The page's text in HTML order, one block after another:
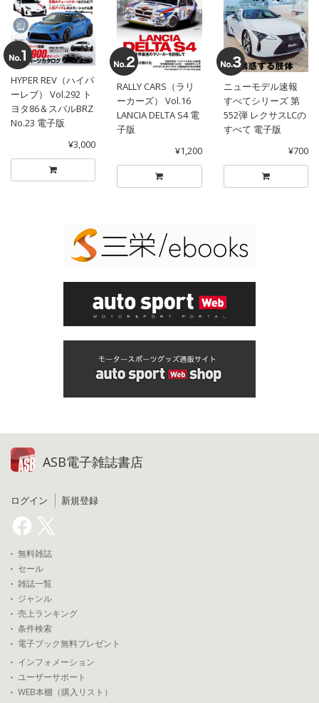
HYPER REV（ハイパ
ーレブ） Vol.292 ト
ヨタ86＆スバルBRZ
No.23 電子版
¥3,000
RALLY CARS（ラリ
ーカーズ） Vol.16
LANCIA DELTA S4 電
子版
¥1,200
ニューモデル速報
すべてシリーズ 第
552弾 レクサスLCの
すべて 電子版
¥700
ASB電子雑誌書店
ログイン 新規登録
無料雑誌
セール
雑誌一覧
ジャンル
売上ランキング
条件検索
電子ブック無料プレゼント
インフォメーション
ユーザーサポート
WEB本棚（購入リスト）